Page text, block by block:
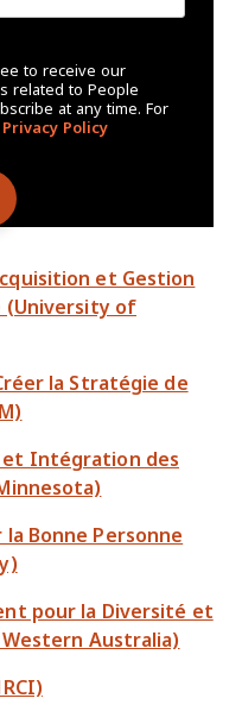
to receive our
related to People
at any time. For
Privacy Policy
et Gestion
(University of
la Stratégie de
et Intégration des
Bonne Personne
pour la Diversité et
Australia)